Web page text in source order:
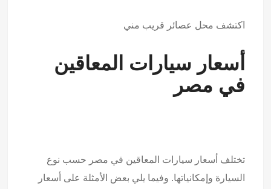
اكتشف محل عصائر قريب مني
أسعار سيارات المعاقين
في مصر
تختلف أسعار سيارات المعاقين في مصر حسب نوع
السيارة وإمكانياتها. وفيما يلي بعض الأمثلة على أسعار